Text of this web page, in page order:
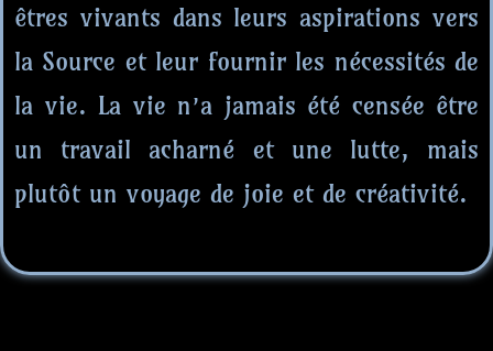
êtres vivants dans leurs aspirations vers
la Source et leur fournir les nécessités de
la vie. La vie n’a jamais été censée être
un travail acharné et une lutte, mais
plutôt un voyage de joie et de créativité.